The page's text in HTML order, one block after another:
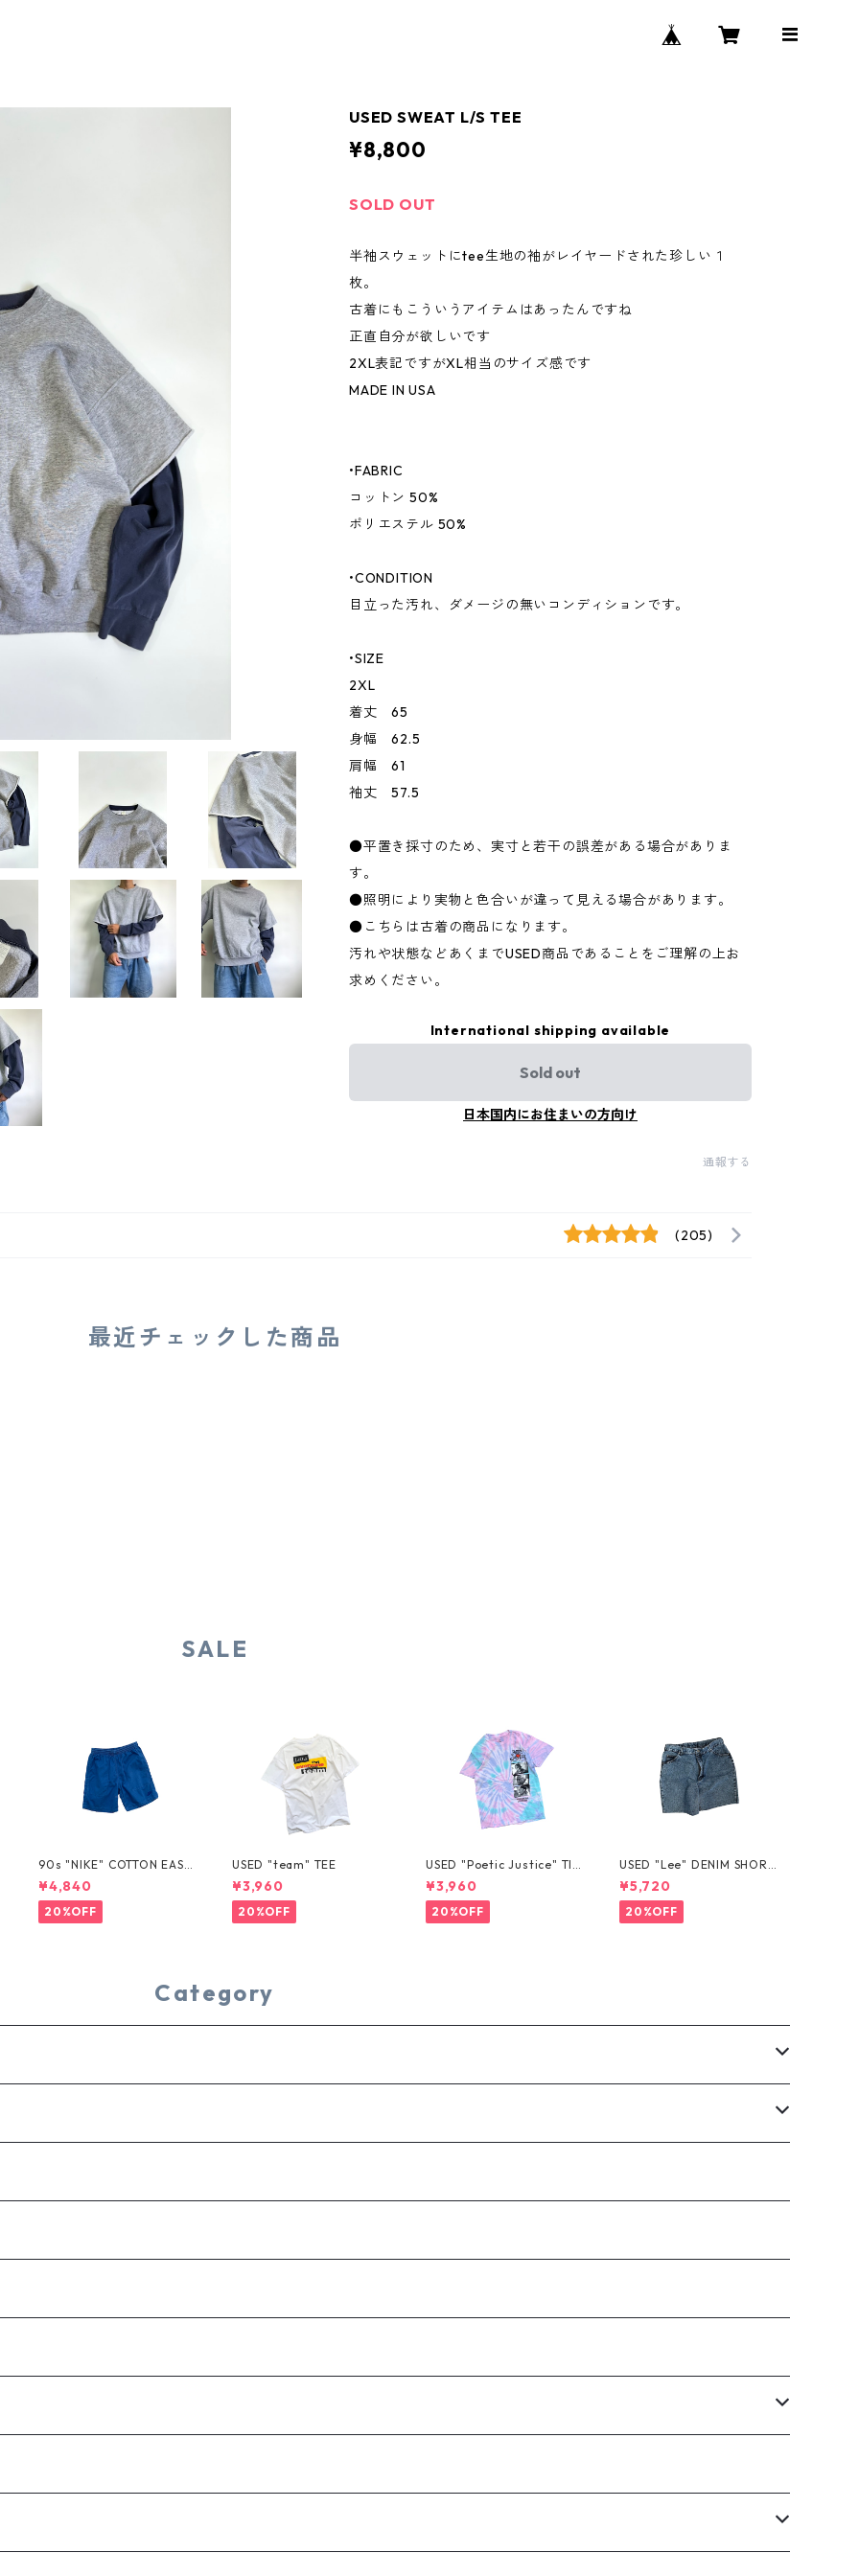
USED SWEAT L/S TEE
¥8,800
SOLD OUT
半袖スウェットにtee生地の袖がレイヤードされた珍しい１
枚。
古着にもこういうアイテムはあったんですね
正直自分が欲しいです
2XL表記ですがXL相当のサイズ感です
MADE IN USA
•FABRIC
コットン 50%
ポリエステル 50%
•CONDITION
目立った汚れ、ダメージの無いコンディションです。
•SIZE
2XL
着丈 65
身幅 62.5
肩幅 61
袖丈 57.5
●平置き採寸のため、実寸と若干の誤差がある場合がありま
す。
●照明により実物と色合いが違って見える場合があります。
●こちらは古着の商品になります。
汚れや状態などあくまでUSED商品であることをご理解の上お
求めください。
International shipping available
Sold out
日本国内にお住まいの方向け
通報する
(205)
最近チェックした商品
SALE
90s "NIKE" COTTON EASY
SHORTS
¥4,840
20%OFF
USED "team" TEE
¥3,960
20%OFF
USED "Poetic Justice" TIE
-DYE TEE
¥3,960
20%OFF
USED "Lee" DENIM SHORT
S
¥5,720
20%OFF
Category